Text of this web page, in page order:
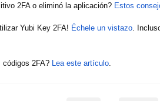
2FA o eliminó la aplicación? Estos
Yubi Key 2FA! Échele un vistazo.
códigos 2FA? Lea este artículo.